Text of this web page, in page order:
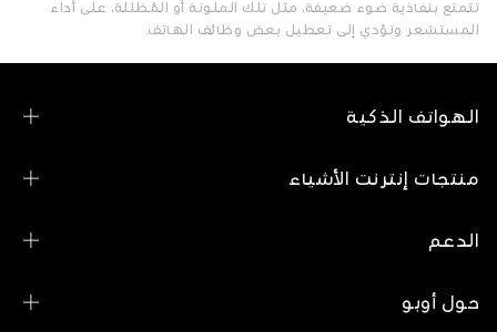
تتمتع بنفاذية ضوء ضعيفة، مثل تلك الملونة أو المُظللة، على أداء
المستشعر وتؤدي إلى تعطيل بعض وظائف الهاتف.
الهواتف الذكية
عرض جميع الهواتف
منتجات إنترنت الأشياء
OPPO Enco Air
الدعم
اتصل بنا
حول أوبو